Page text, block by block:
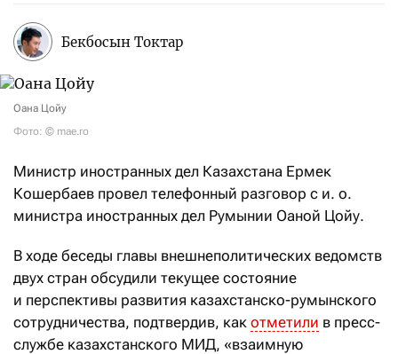
Бекбосын Токтар
Оана Цойу
Фото: © mae.ro
Министр иностранных дел Казахстана Ермек
Кошербаев провел телефонный разговор с и. о.
министра иностранных дел Румынии Оаной Цойу.
В ходе беседы главы внешнеполитических ведомств
двух стран обсудили текущее состояние
и перспективы развития казахстанско-румынского
сотрудничества, подтвердив, как отметили в пресс-
службе казахстанского МИД, «взаимную